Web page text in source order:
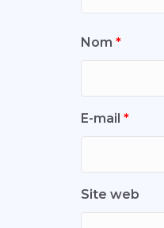
Nom *
E-mail *
Site web